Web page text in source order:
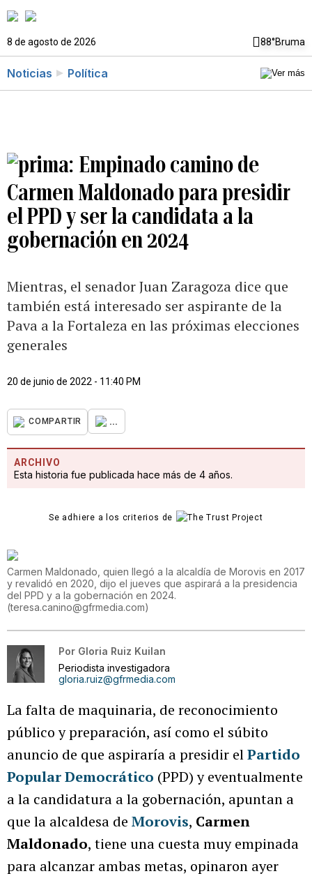
8 de agosto de 2026 88°Bruma
Noticias Política
Empinado camino de
Carmen Maldonado para presidir
el PPD y ser la candidata a la
gobernación en 2024
Mientras, el senador Juan Zaragoza dice que
también está interesado ser aspirante de la
Pava a la Fortaleza en las próximas elecciones
generales
20 de junio de 2022 - 11:40 PM
COMPARTIR ...
ARCHIVO
Esta historia fue publicada hace más de 4 años.
Se adhiere a los criterios de
Carmen Maldonado, quien llegó a la alcaldía de Morovis en 2017
y revalidó en 2020, dijo el jueves que aspirará a la presidencia
del PPD y a la gobernación en 2024.
(teresa.canino@gfrmedia.com)
Por Gloria Ruiz Kuilan
Periodista investigadora
gloria.ruiz@gfrmedia.com
La falta de maquinaria, de reconocimiento
público y preparación, así como el súbito
anuncio de que aspiraría a presidir elPartido
Popular Democrático (PPD) y eventualmente
a la candidatura a la gobernación, apuntan a
que la alcaldesa de Morovis, Carmen
Maldonado, tiene una cuesta muy empinada
para alcanzar ambas metas, opinaron ayer